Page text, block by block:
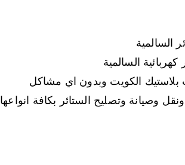
السالمية
بلاستيك الكويت وبدون اي مشاكل
وصيانة وتصليح الستائر بكافة انواعها